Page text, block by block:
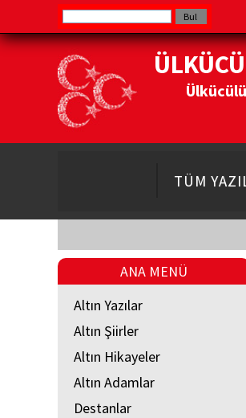
TÜM
ANA MENÜ
Altın Yazılar
Altın Şiirler
Altın Hikayeler
Altın Adamlar
Destanlar